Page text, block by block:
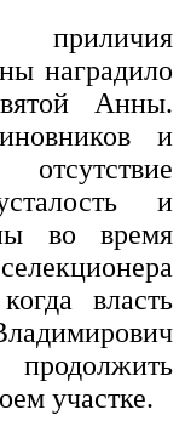
наградило
Анны.
и
отсутствие
и
во время
власть
участке.